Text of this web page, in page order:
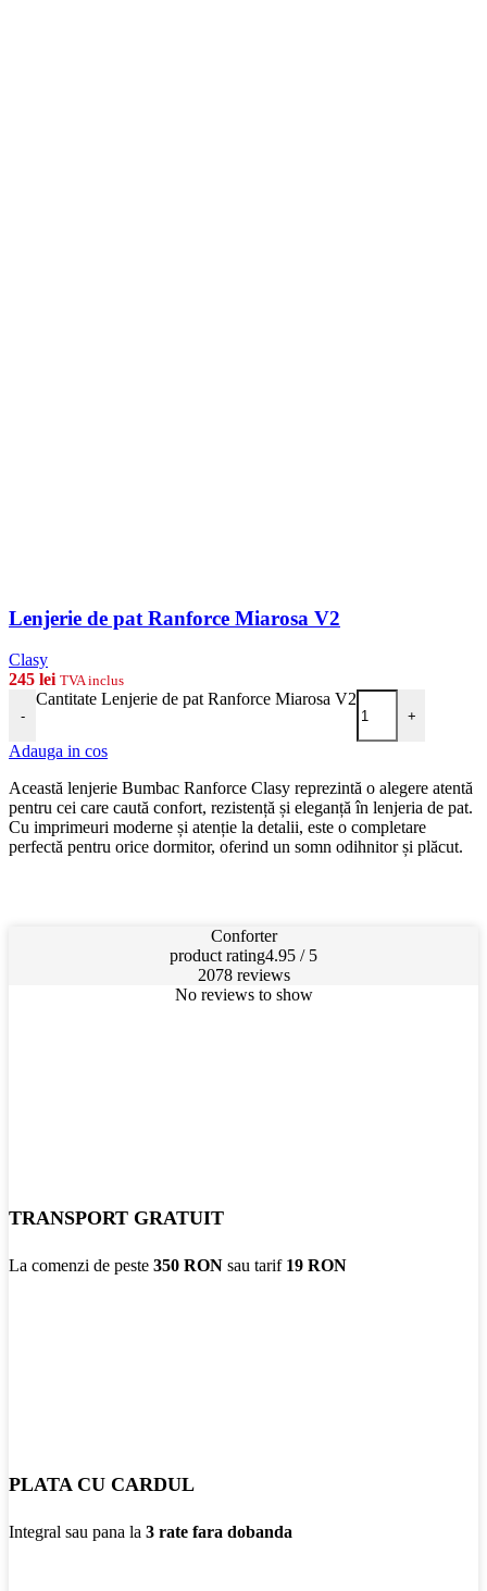
Lenjerie de pat Ranforce Miarosa V2
Clasy
245 lei TVA inclus
-
Cantitate Lenjerie de pat Ranforce Miarosa V2
+
Adauga in cos
Această lenjerie Bumbac Ranforce Clasy reprezintă o alegere atentă
pentru cei care caută confort, rezistență și eleganță în lenjeria de pat.
Cu imprimeuri moderne și atenție la detalii, este o completare
perfectă pentru orice dormitor, oferind un somn odihnitor și plăcut.
Conforter
product rating4.95 / 5
2078 reviews
No reviews to show
TRANSPORT GRATUIT
La comenzi de peste 350 RON sau tarif 19 RON
PLATA CU CARDUL
Integral sau pana la 3 rate fara dobanda